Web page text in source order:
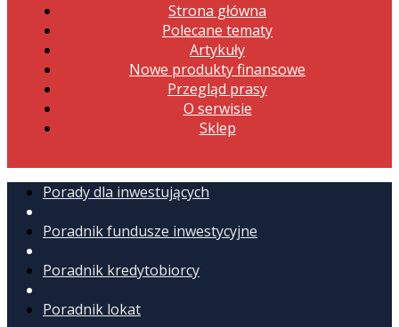
Strona główna
Polecane tematy
Artykuły
Nowe produkty finansowe
Przegląd prasy
O serwisie
Sklep
Porady dla inwestujących
Poradnik fundusze inwestycyjne
Poradnik kredytobiorcy
Poradnik lokat